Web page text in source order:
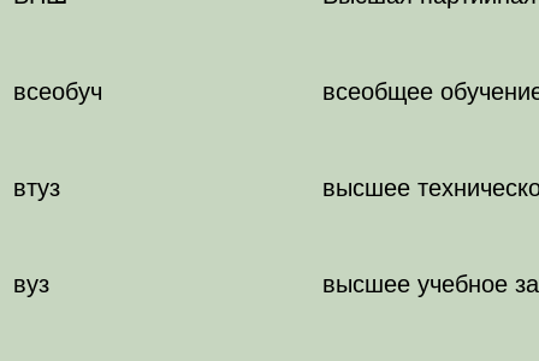
всеобуч всеобщее
втуз высшее
вуз высшее учебное